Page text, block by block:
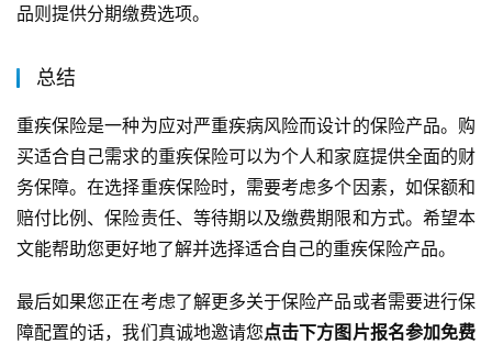
品则提供分期缴费选项。
总结
重疾保险是一种为应对严重疾病风险而设计的保险产品。购
买适合自己需求的重疾保险可以为个人和家庭提供全面的财
务保障。在选择重疾保险时，需要考虑多个因素，如保额和
赔付比例、保险责任、等待期以及缴费期限和方式。希望本
文能帮助您更好地了解并选择适合自己的重疾保险产品。
最后如果您正在考虑了解更多关于保险产品或者需要进行保
障配置的话，我们真诚地邀请您点击下方图片报名参加免费